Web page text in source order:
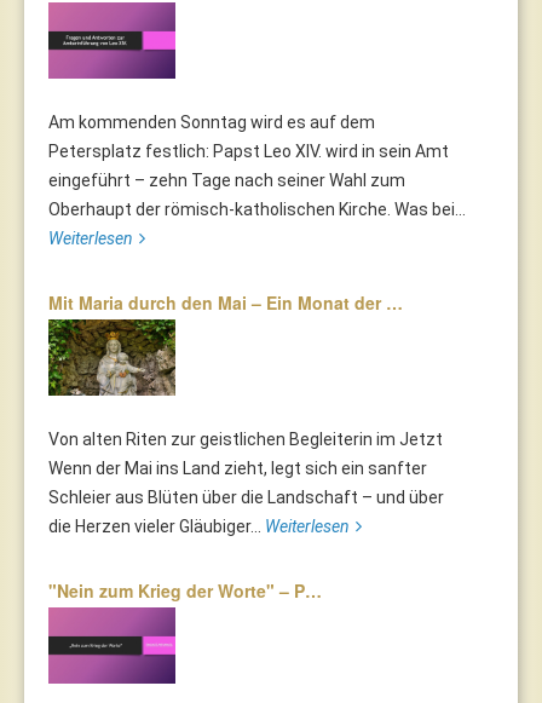
Am kommenden Sonntag wird es auf dem
Petersplatz festlich: Papst Leo XIV. wird in sein Amt
eingeführt – zehn Tage nach seiner Wahl zum
Oberhaupt der römisch-katholischen Kirche. Was bei...
Weiterlesen
Mit Maria durch den Mai – Ein Monat der …
Von alten Riten zur geistlichen Begleiterin im Jetzt
Wenn der Mai ins Land zieht, legt sich ein sanfter
Schleier aus Blüten über die Landschaft – und über
die Herzen vieler Gläubiger... Weiterlesen
"Nein zum Krieg der Worte" – P…